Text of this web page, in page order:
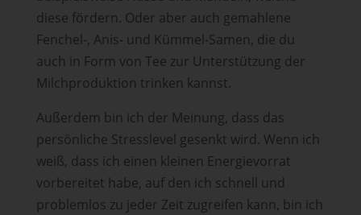
diese fördern. Oder aber auch gemahlene
Fenchel-, Anis- und Kümmel-Samen, die du
auch in Form von Tee zur Unterstützung der
Milchproduktion trinken kannst.
Außerdem bin ich der Meinung, dass das
persönliche Stresslevel gesenkt wird. Wenn ich
weiß, dass ich einen kleinen Energievorrat
vorbereitet habe, auf den ich schnell und
problemlos zu jeder Zeit zugreifen kann, bin ich